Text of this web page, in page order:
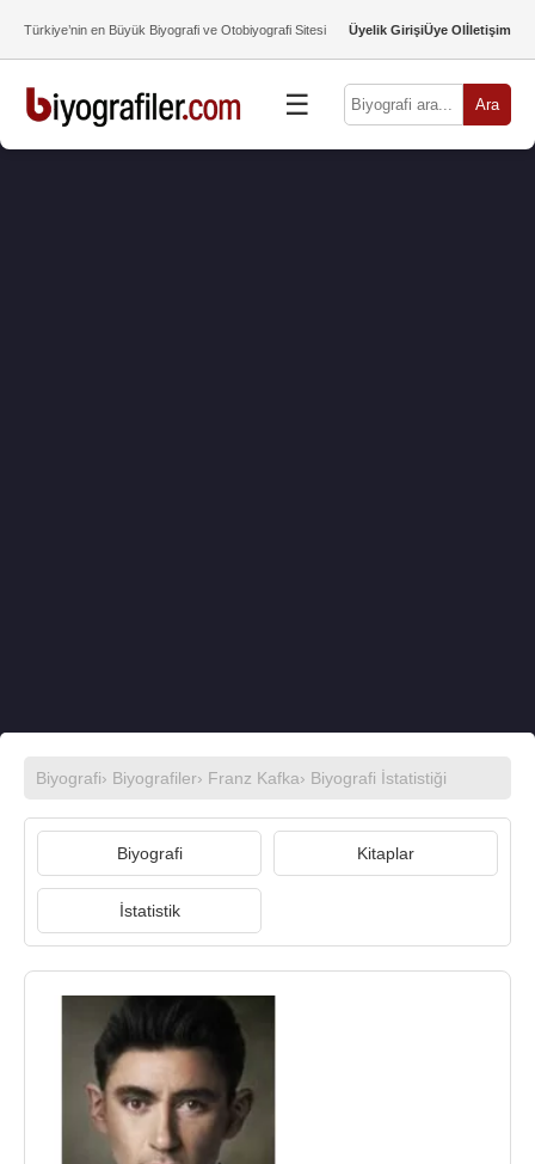
Türkiye’nin en Büyük Biyografi ve Otobiyografi Sitesi Üyelik GirişiÜye Olİletişim
☰ Ara
Biyografi› Biyografiler› Franz Kafka› Biyografi İstatistiği
Biyografi Kitaplar
İstatistik